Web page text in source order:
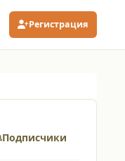
Регистрация
Подписчики